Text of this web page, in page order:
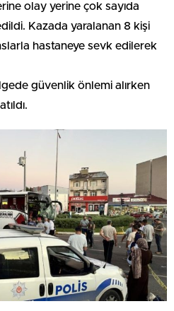
olay yerine çok sayıda
Kazada yaralanan 8 kişi
hastaneye sevk edilerek
güvenlik önlemi alırken